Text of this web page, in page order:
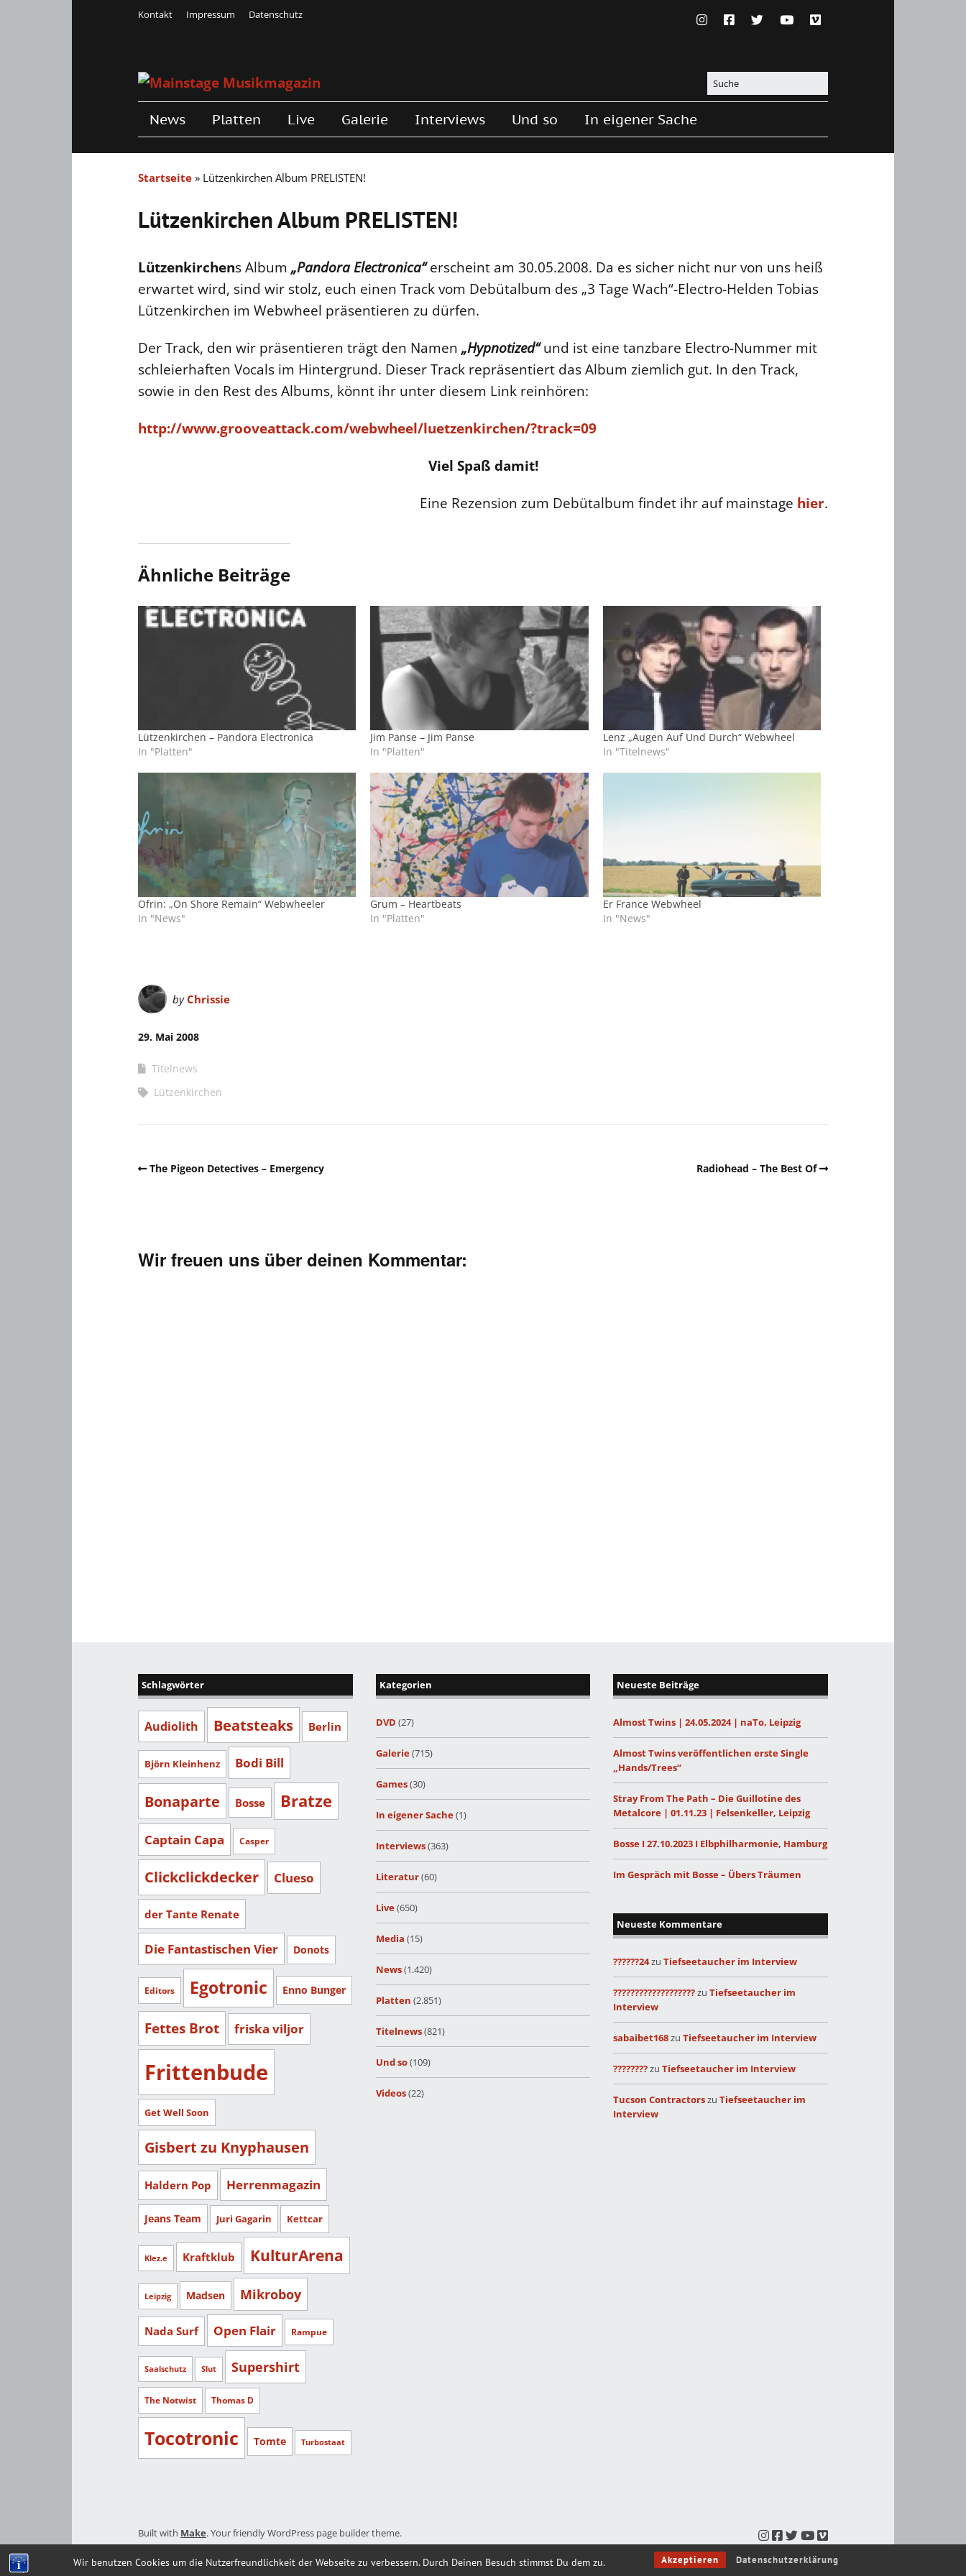
Wir benutzen Cookies um die Nutzerfreundlichkeit der Webseite zu verbessern. Durch Deinen Besuch stimmst Du dem zu. Akzeptieren Datenschutzerklärung
Kontakt Impressum Datenschutz
News Platten Live Galerie Interviews Und so In eigener Sache
Startseite » Lützenkirchen Album PRELISTEN!
Lützenkirchen Album PRELISTEN!
Lützenkirchens Album „Pandora Electronica“erscheint am 30.05.2008. Da es sicher nicht nur von uns heiß
erwartet wird, sind wir stolz, euch einen Track vom Debütalbum des „3 Tage Wach“-Electro-Helden Tobias
Lützenkirchen im Webwheel präsentieren zu dürfen.
Der Track, den wir präsentieren trägt den Namen „Hypnotized“und ist eine tanzbare Electro-Nummer mit
schleierhaften Vocals im Hintergrund. Dieser Track repräsentiert das Album ziemlich gut. In den Track,
sowie in den Rest des Albums, könnt ihr unter diesem Link reinhören:
http://www.grooveattack.com/webwheel/luetzenkirchen/?track=09
Viel Spaß damit!
Eine Rezension zum Debütalbum findet ihr auf mainstage hier.
Ähnliche Beiträge
Lützenkirchen – Pandora Electronica
In "Platten"
Jim Panse – Jim Panse
In "Platten"
Lenz „Augen Auf Und Durch“ Webwheel
In "Titelnews"
Ofrin: „On Shore Remain“ Webwheeler
In "News"
Grum – Heartbeats
In "Platten"
Er France Webwheel
In "News"
byChrissie
29. Mai 2008
Titelnews
Lützenkirchen
The Pigeon Detectives – Emergency Radiohead – The Best Of
Wir freuen uns über deinen Kommentar:
Schlagwörter
Audiolith Beatsteaks Berlin
Björn Kleinhenz Bodi Bill
Bonaparte Bosse Bratze
Captain Capa Casper
Clickclickdecker Clueso
der Tante Renate
Die Fantastischen Vier Donots
Editors Egotronic Enno Bunger
Fettes Brot friska viljor
Frittenbude
Get Well Soon
Gisbert zu Knyphausen
Haldern Pop Herrenmagazin
Jeans Team Juri Gagarin Kettcar
Klez.e Kraftklub KulturArena
Leipzig Madsen Mikroboy
Nada Surf Open Flair Rampue
Saalschutz Slut Supershirt
The Notwist Thomas D
Tocotronic Tomte Turbostaat
Kategorien
DVD (27)
Galerie(715)
Games(30)
In eigener Sache(1)
Interviews(363)
Literatur(60)
Live(650)
Media (15)
News(1.420)
Platten (2.851)
Titelnews(821)
Und so(109)
Videos(22)
Neueste Beiträge
Almost Twins | 24.05.2024 | naTo, Leipzig
Almost Twins veröffentlichen erste Single
„Hands/Trees“
Stray From The Path – Die Guillotine des
Metalcore | 01.11.23 | Felsenkeller, Leipzig
Bosse I 27.10.2023 I Elbphilharmonie, Hamburg
Im Gespräch mit Bosse – Übers Träumen
Neueste Kommentare
??????24zuTiefseetaucher im Interview
???????????????????zuTiefseetaucher im
Interview
sabaibet168zuTiefseetaucher im Interview
????????zuTiefseetaucher im Interview
Tucson ContractorszuTiefseetaucher im
Interview
Built with Make. Your friendly WordPress page builder theme.